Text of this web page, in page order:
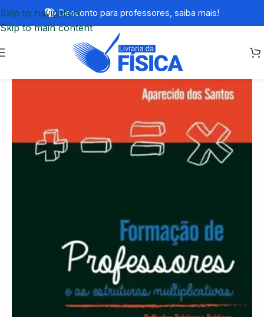
Skip to navigation
Skip to main content
Desconto para professores, saiba mais!